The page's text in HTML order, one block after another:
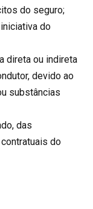
do seguro;
do
direta ou indireta
devido ao
substâncias
das
do